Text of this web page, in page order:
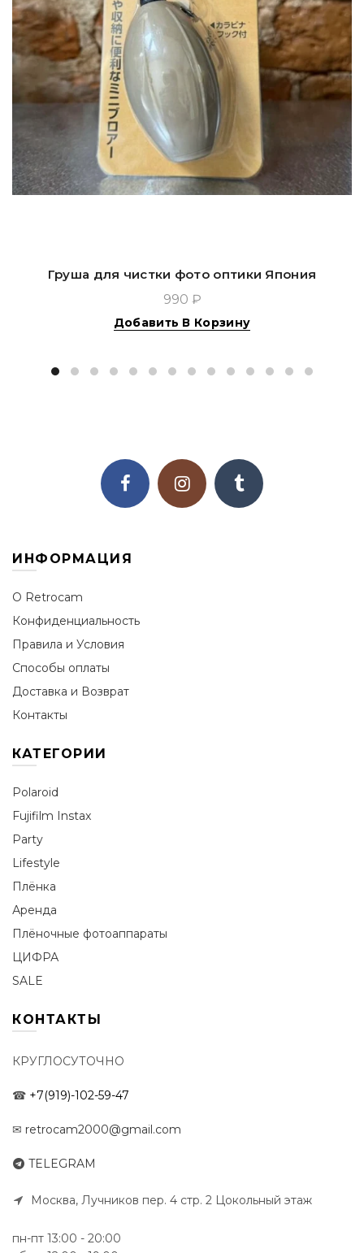
Груша для чистки фото оптики Япония
990 ₽
Добавить В Корзину
ИНФОРМАЦИЯ
О Retrocam
Конфиденциальность
Правила и Условия
Способы оплаты
Доставка и Возврат
Контакты
КАТЕГОРИИ
Polaroid
Fujifilm Instax
Party
Lifestyle
Плёнка
Аренда
Плёночные фотоаппараты
ЦИФРА
SALE
КОНТАКТЫ
КРУГЛОСУТОЧНО
☎ +7(919)-102-59-47
✉ retrocam2000@gmail.com
TELEGRAM
Москва, Лучников пер. 4 стр. 2 Цокольный этаж
пн-пт 13:00 - 20:00